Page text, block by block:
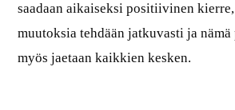
saadaan aikaiseksi positiivinen
muutoksia tehdään jatkuvasti ja
myös jaetaan kaikkien kesken.